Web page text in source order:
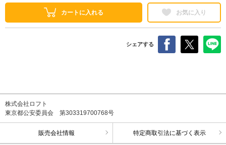
カートに入れる お気に入り
シェアする
株式会社ロフト
東京都公安委員会 第303319700768号
販売会社情報 特定商取引法に基づく表示